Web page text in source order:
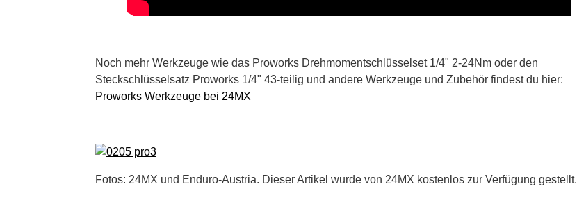
Noch mehr Werkzeuge wie das Proworks Drehmomentschlüsselset 1/4" 2-24Nm oder den
Steckschlüsselsatz Proworks 1/4" 43-teilig und andere Werkzeuge und Zubehör findest du hier:
Proworks Werkzeuge bei 24MX
Fotos: 24MX und Enduro-Austria. Dieser Artikel wurde von 24MX kostenlos zur Verfügung gestellt.